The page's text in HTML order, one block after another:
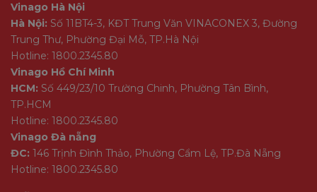
Vinago Hà Nội
Hà Nội: Số 11BT4-3, KĐT Trung Văn VINACONEX 3, Đường
Trung Thư, Phường Đại Mỗ, TP.Hà Nội
Hotline: 1800.2345.80
Vinago Hồ Chí Minh
HCM: Số 449/23/10 Trường Chinh, Phường Tân Bình,
TP.HCM
Hotline: 1800.2345.80
Vinago Đà nẵng
ĐC: 146 Trịnh Đình Thảo, Phường Cẩm Lệ, TP.Đà Nẵng
Hotline: 1800.2345.80